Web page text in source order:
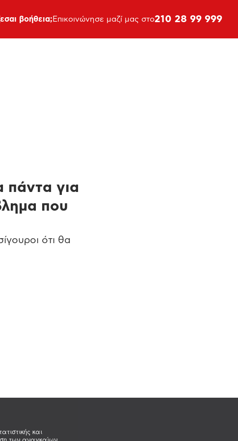
και
βοήθεια; Επικοινώνησε μαζί μας στο210 28 99 999
πάντα για
που
ότι θα